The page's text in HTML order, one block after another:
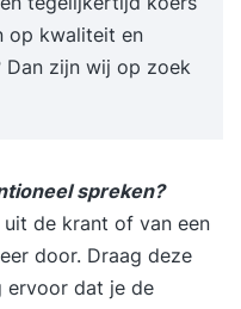
zult merken dat
De hele
Je werkt aan
ooit gaf, of
oefeningen krijg je
opnieuw te
op kwaliteit en
Dan zijn wij op zoek
spreken?
de krant of van een
door. Draag deze
ervoor dat je de